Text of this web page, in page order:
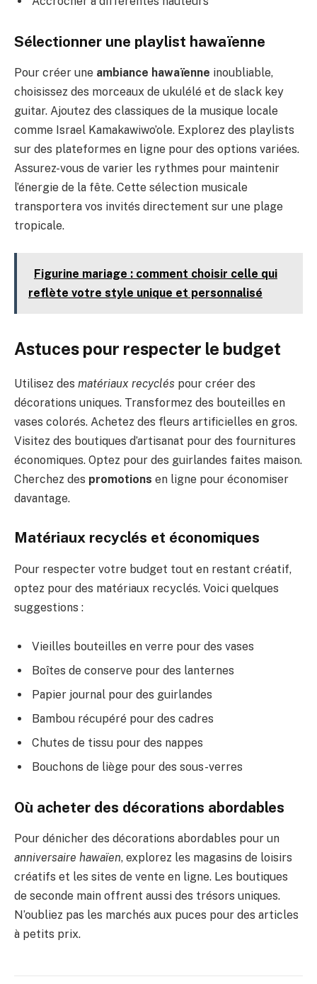
Sélectionner une playlist hawaïenne
Pour créer une ambiance hawaïenne inoubliable,
choisissez des morceaux de ukulélé et de slack key
guitar. Ajoutez des classiques de la musique locale
comme Israel Kamakawiwo’ole. Explorez des playlists
sur des plateformes en ligne pour des options variées.
Assurez-vous de varier les rythmes pour maintenir
l’énergie de la fête. Cette sélection musicale
transportera vos invités directement sur une plage
tropicale.
Figurine mariage : comment choisir celle qui
reflète votre style unique et personnalisé
Astuces pour respecter le budget
Utilisez des matériaux recyclés pour créer des
décorations uniques. Transformez des bouteilles en
vases colorés. Achetez des fleurs artificielles en gros.
Visitez des boutiques d’artisanat pour des fournitures
économiques. Optez pour des guirlandes faites maison.
Cherchez des promotions en ligne pour économiser
davantage.
Matériaux recyclés et économiques
Pour respecter votre budget tout en restant créatif,
optez pour des matériaux recyclés. Voici quelques
suggestions :
Vieilles bouteilles en verre pour des vases
Boîtes de conserve pour des lanternes
Papier journal pour des guirlandes
Bambou récupéré pour des cadres
Chutes de tissu pour des nappes
Bouchons de liège pour des sous-verres
Où acheter des décorations abordables
Pour dénicher des décorations abordables pour un
anniversaire hawaïen, explorez les magasins de loisirs
créatifs et les sites de vente en ligne. Les boutiques
de seconde main offrent aussi des trésors uniques.
N’oubliez pas les marchés aux puces pour des articles
à petits prix.